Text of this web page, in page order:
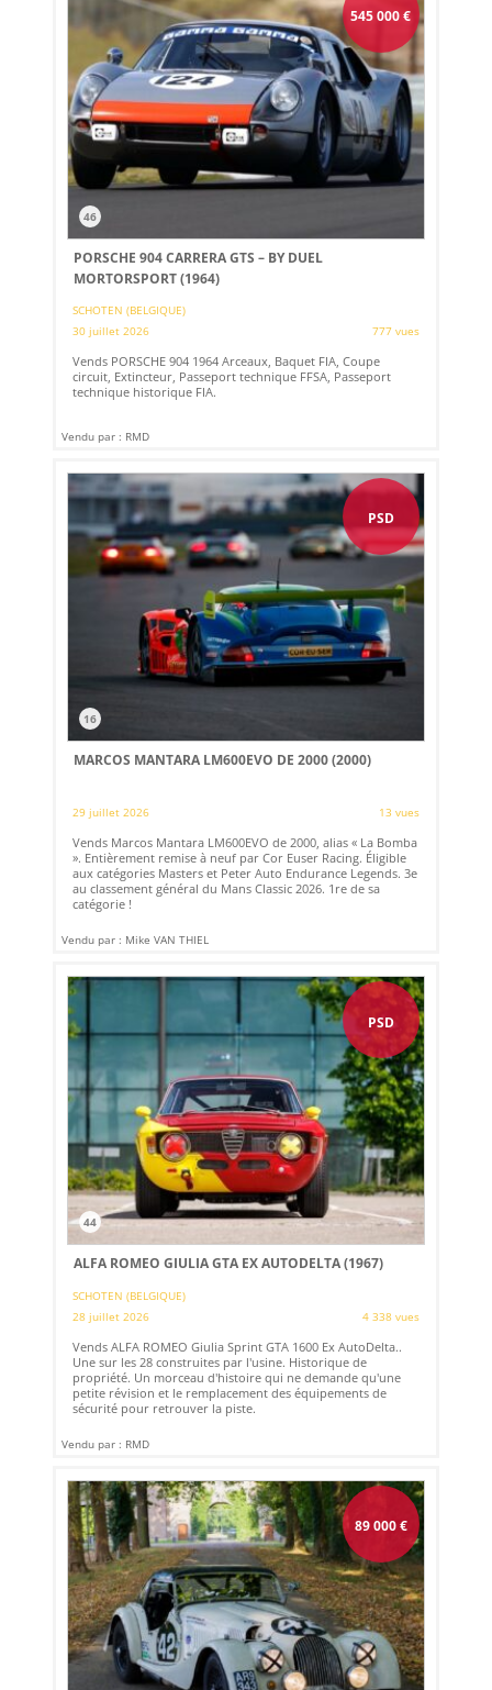
545 000€
46
PORSCHE 904 CARRERA GTS – BY DUEL
MORTORSPORT (1964)
SCHOTEN (BELGIQUE)
30 juillet 2026
777 vues
Vends PORSCHE 904 1964 Arceaux, Baquet FIA, Coupe
circuit, Extincteur, Passeport technique FFSA, Passeport
technique historique FIA.
Vendu par : RMD
PSD
16
MARCOS MANTARA LM600EVO DE 2000 (2000)
29 juillet 2026 13 vues
Vends Marcos Mantara LM600EVO de 2000, alias « La Bomba
». Entièrement remise à neuf par Cor Euser Racing. Éligible
aux catégories Masters et Peter Auto Endurance Legends. 3e
au classement général du Mans Classic 2026. 1re de sa
catégorie !
Vendu par : Mike VAN THIEL
PSD
44
ALFA ROMEO GIULIA GTA EX AUTODELTA (1967)
SCHOTEN (BELGIQUE)
28 juillet 2026
4 338 vues
Vends ALFA ROMEO Giulia Sprint GTA 1600 Ex AutoDelta..
Une sur les 28 construites par l'usine. Historique de
propriété. Un morceau d'histoire qui ne demande qu'une
petite révision et le remplacement des équipements de
sécurité pour retrouver la piste.
Vendu par : RMD
89 000€